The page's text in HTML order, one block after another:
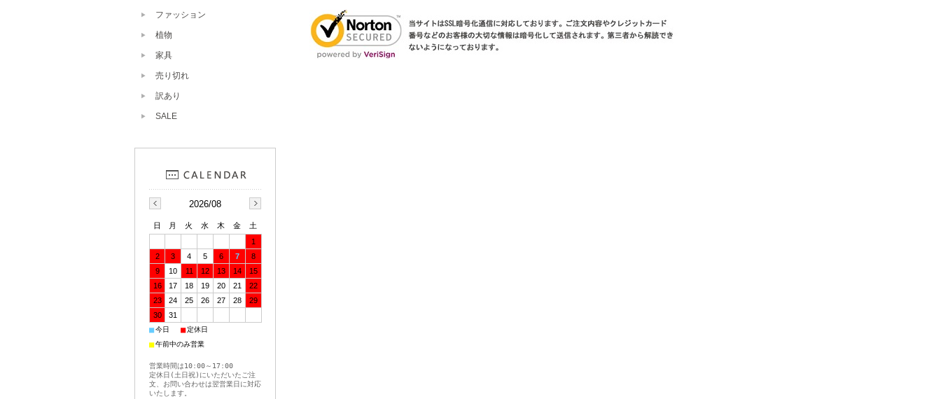
ファッション
植物
家具
売り切れ
訳あり
SALE
2026/08
日 月 火 水 木 金
土
1
2
3 4 5 6 7
8
9
10 11 12 13 14
15
16
17 18 19 20 21
22
23
24 25 26 27 28
29
30
31
■今日 ■定休日
■午前中のみ営業
営業時間は10:00～17:00
定休日(土日祝)にいただいたご注
文、お問い合わせは翌営業日に対応
いたします。